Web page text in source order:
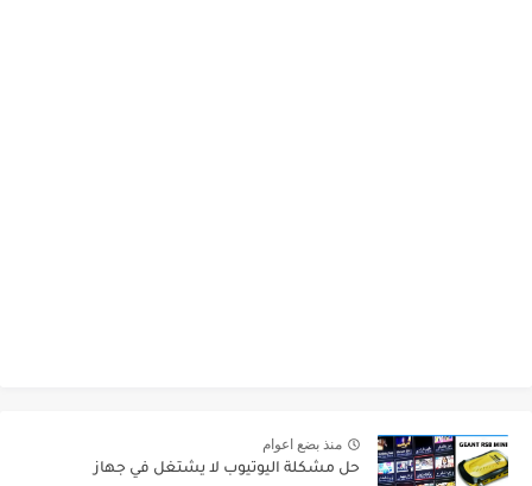
منذ بضع اعوام
حل مشكلة اليوتيوب لا يشتغل في جهاز